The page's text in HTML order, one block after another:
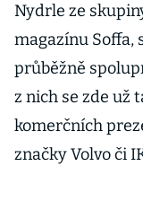
Nydrle ze
magazínu Soffa,
průběžně
z nich se zde už
komerčních
značky Volvo či